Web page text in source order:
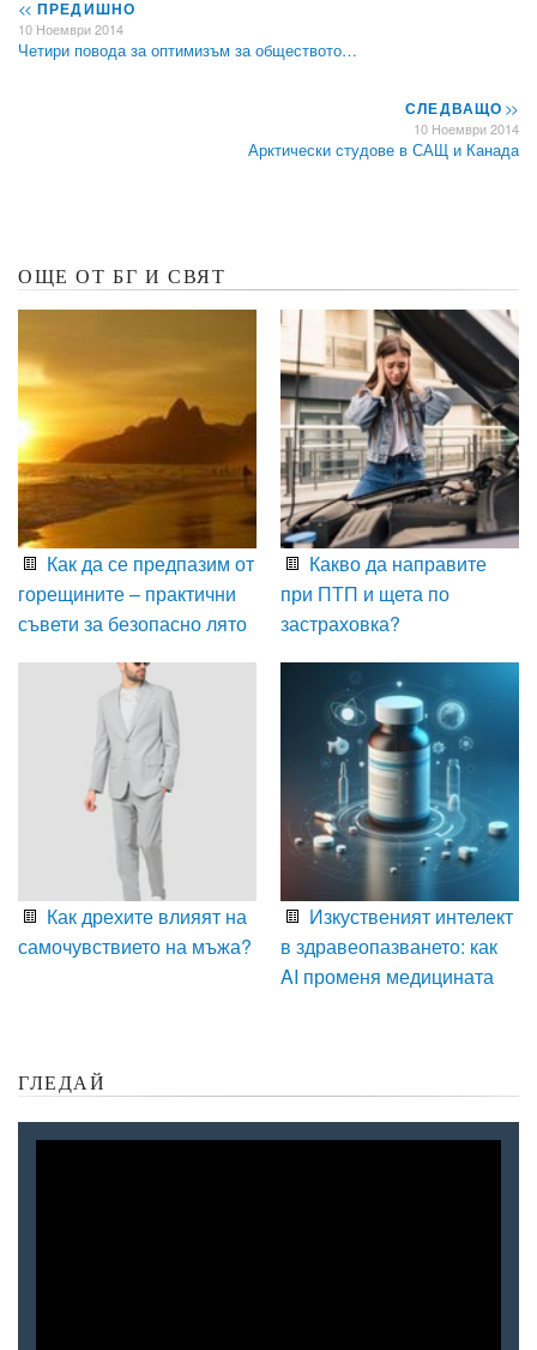
<< ПРЕДИШНО
10 Ноември 2014
Четири повода за оптимизъм за обществото…
СЛЕДВАЩО>>
10 Ноември 2014
Арктически студове в САЩ и Канада
ОЩЕ ОТ БГ И СВЯТ
Как да се предпазим от
горещините – практични
съвети за безопасно лято
Какво да направите
при ПТП и щета по
застраховка?
Как дрехите влияят на
самочувствието на мъжа?
Изкуственият интелект
в здравеопазването: как
AI променя медицината
ГЛЕДАЙ